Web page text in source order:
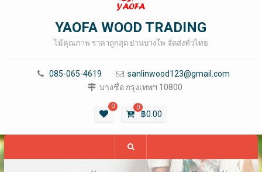
YAOFA WOOD TRADING
ไม้คุณภาพ ราคาถูกสุด ย่านบางโพ จัดส่งทั่วไทย
085-065-4619
sanlinwood123@gmail.com
บางซื่อ กรุงเทพฯ 10800
0 0
฿0.00